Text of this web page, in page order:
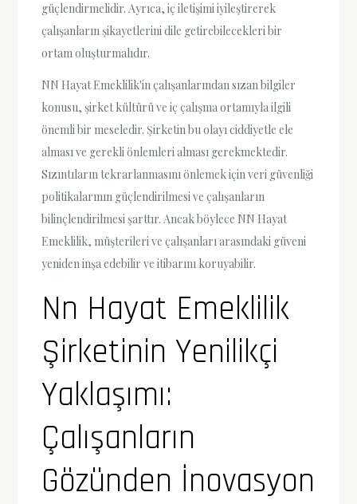
güçlendirmelidir. Ayrıca, iç iletişimi iyileştirerek
çalışanların şikayetlerini dile getirebilecekleri bir
ortam oluşturmalıdır.
NN Hayat Emeklilik'in çalışanlarından sızan bilgiler
konusu, şirket kültürü ve iç çalışma ortamıyla ilgili
önemli bir meseledir. Şirketin bu olayı ciddiyetle ele
alması ve gerekli önlemleri alması gerekmektedir.
Sızıntıların tekrarlanmasını önlemek için veri güvenliği
politikalarının güçlendirilmesi ve çalışanların
bilinçlendirilmesi şarttır. Ancak böylece NN Hayat
Emeklilik, müşterileri ve çalışanları arasındaki güveni
yeniden inşa edebilir ve itibarını koruyabilir.
Nn Hayat Emeklilik
Şirketinin Yenilikçi
Yaklaşımı:
Çalışanların
Gözünden İnovasyon